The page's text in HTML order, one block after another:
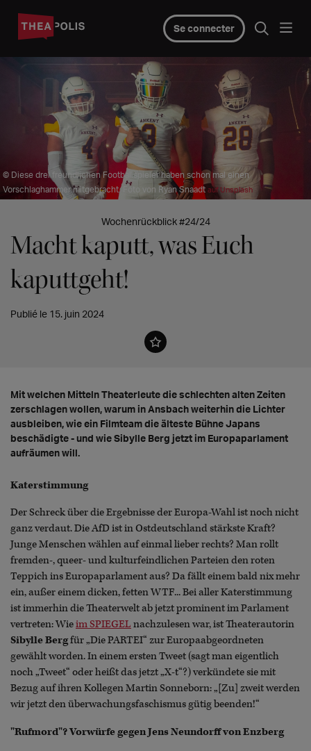
Se connecter
© Diese drei freundlichen Footballspieler haben schon mal einen
Vorschlaghammer mitgebracht. Foto von Ryan Snaadt auf Unsplash
Wochenrückblick #24/24
Macht kaputt, was Euch
kaputtgeht!
Publié le 15. juin 2024
Mit welchen Mitteln Theaterleute die schlechten alten Zeiten
zerschlagen wollen, warum in Ansbach weiterhin die Lichter
ausbleiben, wie ein Filmteam die älteste Bühne Japans
beschädigte - und wie Sibylle Berg jetzt im Europaparlament
aufräumen will.
Katerstimmung
Der Schreck über die Ergebnisse der Europa-Wahl ist noch nicht
ganz verdaut. Die AfD ist in Ostdeutschland stärkste Kraft?
Junge Menschen wählen auf einmal lieber rechts? Man rollt
fremden-, queer- und kulturfeindlichen Parteien den roten
Teppich ins Europaparlament aus? Da fällt einem bald nix mehr
ein, außer einem dicken, fetten WTF... Bei aller Katerstimmung
ist immerhin die Theaterwelt ab jetzt prominent im Parlament
vertreten: Wieim SPIEGEL nachzulesen war, ist Theaterautorin
Sibylle Bergfür „Die PARTEI“ zur Europaabgeordneten
gewählt worden. In einem ersten Tweet (sagt man eigentlich
noch „Tweet“ oder heißt das jetzt „X-t“?) verkündete sie mit
Bezug auf ihren Kollegen Martin Sonneborn: „[Zu] zweit werden
wir jetzt den überwachungsfaschismus gütig beenden!“
"Rufmord"? Vorwürfe gegen Jens Neundorff von Enzberg